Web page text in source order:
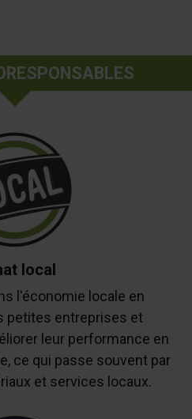
local
l'économie locale en
petites entreprises et
leur performance en
ce qui passe souvent par
et services locaux.